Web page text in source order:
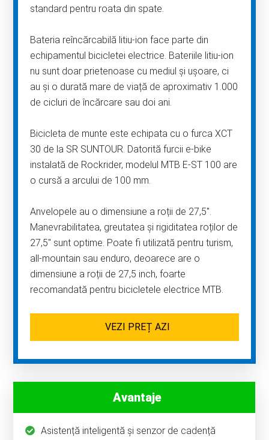
standard pentru roata din spate.
Bateria reîncărcabilă litiu-ion face parte din
echipamentul bicicletei electrice. Bateriile litiu-ion
nu sunt doar prietenoase cu mediul și ușoare, ci
au și o durată mare de viață de aproximativ 1.000
de cicluri de încărcare sau doi ani.
Bicicleta de munte este echipata cu o furca XCT
30 de la SR SUNTOUR. Datorită furcii e-bike
instalată de Rockrider, modelul MTB E-ST 100 are
o cursă a arcului de 100 mm.
Anvelopele au o dimensiune a roții de 27,5″.
Manevrabilitatea, greutatea și rigiditatea roților de
27,5″ sunt optime. Poate fi utilizată pentru turism,
all-mountain sau enduro, deoarece are o
dimensiune a roții de 27,5 inch, foarte
recomandată pentru bicicletele electrice MTB.
VEZI PREȚ AZI
Avantaje
Asistență inteligentă și senzor de cadență